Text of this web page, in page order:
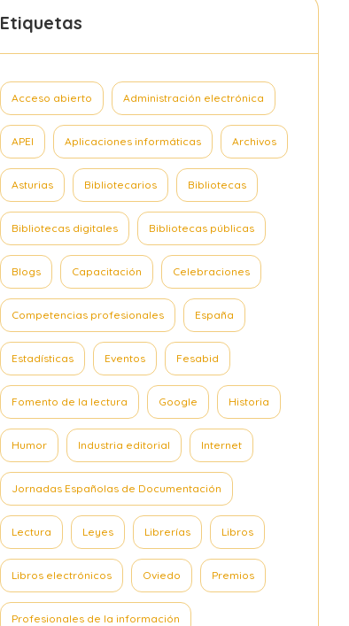
Etiquetas
Acceso abierto Administración electrónica
APEI Aplicaciones informáticas Archivos
Asturias Bibliotecarios Bibliotecas
Bibliotecas digitales Bibliotecas públicas
Blogs Capacitación Celebraciones
Competencias profesionales España
Estadísticas Eventos Fesabid
Fomento de la lectura Google Historia
Humor Industria editorial Internet
Jornadas Españolas de Documentación
Lectura Leyes Librerías Libros
Libros electrónicos Oviedo Premios
Profesionales de la información